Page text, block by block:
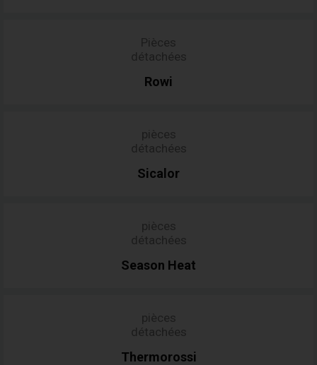
Pièces
détachées
Rowi
pièces
détachées
Sicalor
pièces
détachées
Season Heat
pièces
détachées
Thermorossi